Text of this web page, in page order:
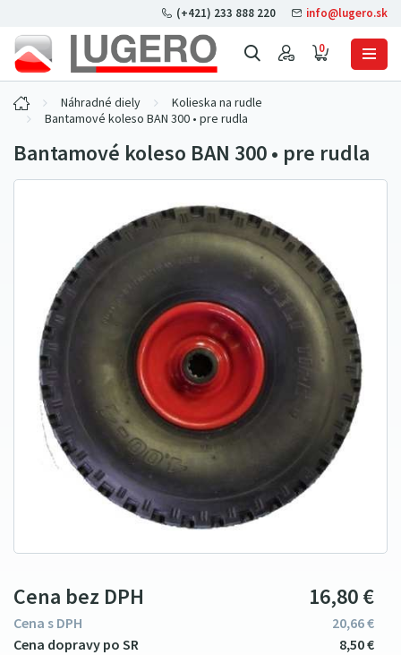
0
(+421) 233 888 220 info@lugero.sk
Náhradné diely
Kolieska na rudle
Bantamové koleso BAN 300 • pre rudla
Bantamové koleso BAN 300 • pre rudla
Cena bez DPH 16 80€
Cena s DPH 20 66€
850€